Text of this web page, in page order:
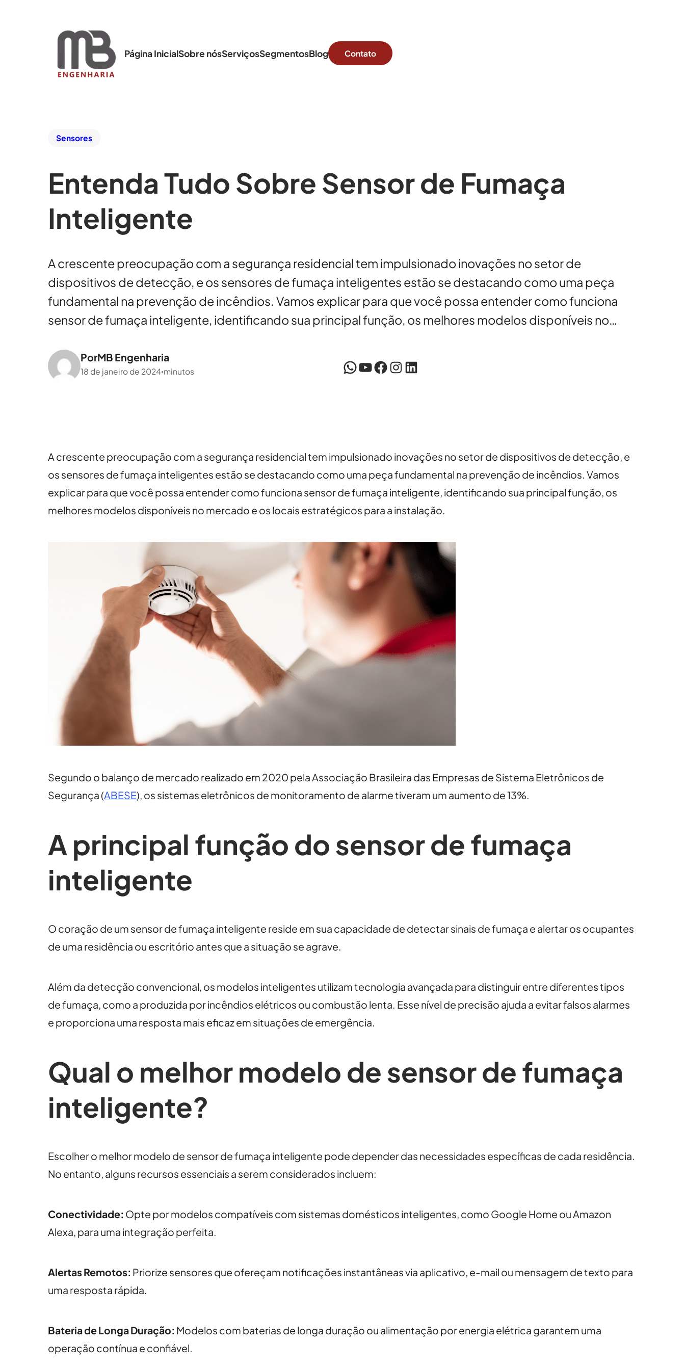
Página InicialSobre nósServiçosSegmentosBlog Contato
Sensores
Entenda Tudo Sobre Sensor de Fumaça
Inteligente
A crescente preocupação com a segurança residencial tem impulsionado inovações no setor de
dispositivos de detecção, e os sensores de fumaça inteligentes estão se destacando como uma peça
fundamental na prevenção de incêndios. Vamos explicar para que você possa entender como funciona
sensor de fumaça inteligente, identificando sua principal função, os melhores modelos disponíveis no…
PorMB Engenharia
18 de janeiro de 2024 •minutos WhatsApp YouTube Facebook Instagram LinkedIn
A crescente preocupação com a segurança residencial tem impulsionado inovações no setor de dispositivos de detecção, e
os sensores de fumaça inteligentes estão se destacando como uma peça fundamental na prevenção de incêndios. Vamos
explicar para que você possa entender como funciona sensor de fumaça inteligente, identificando sua principal função, os
melhores modelos disponíveis no mercado e os locais estratégicos para a instalação.
Segundo o balanço de mercado realizado em 2020 pela Associação Brasileira das Empresas de Sistema Eletrônicos de
Segurança (ABESE), os sistemas eletrônicos de monitoramento de alarme tiveram um aumento de 13%.
A principal função do sensor de fumaça
inteligente
O coração de um sensor de fumaça inteligente reside em sua capacidade de detectar sinais de fumaça e alertar os ocupantes
de uma residência ou escritório antes que a situação se agrave.
Além da detecção convencional, os modelos inteligentes utilizam tecnologia avançada para distinguir entre diferentes tipos
de fumaça, como a produzida por incêndios elétricos ou combustão lenta. Esse nível de precisão ajuda a evitar falsos alarmes
e proporciona uma resposta mais eficaz em situações de emergência.
Qual o melhor modelo de sensor de fumaça
inteligente?
Escolher o melhor modelo de sensor de fumaça inteligente pode depender das necessidades específicas de cada residência.
No entanto, alguns recursos essenciais a serem considerados incluem:
Conectividade: Opte por modelos compatíveis com sistemas domésticos inteligentes, como Google Home ou Amazon
Alexa, para uma integração perfeita.
Alertas Remotos: Priorize sensores que ofereçam notificações instantâneas via aplicativo, e-mail ou mensagem de texto para
uma resposta rápida.
Bateria de Longa Duração: Modelos com baterias de longa duração ou alimentação por energia elétrica garantem uma
operação contínua e confiável.